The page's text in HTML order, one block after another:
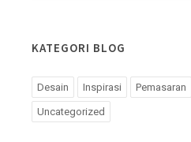
KATEGORI BLOG
Desain Inspirasi Pemasaran
Uncategorized